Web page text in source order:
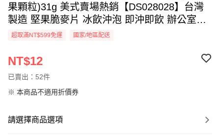
果顆粒)31g 美式賣場熱銷【DS028028】台灣
製造 堅果脆麥片 冰飲沖泡 即沖即飲 辦公室必
備 休憩午後必備 開會聊天必備
超取滿NT$599免運 國家/地區配送
NT$12
已賣出：52件
※ 本商品不適用折價券
請選擇商品選項